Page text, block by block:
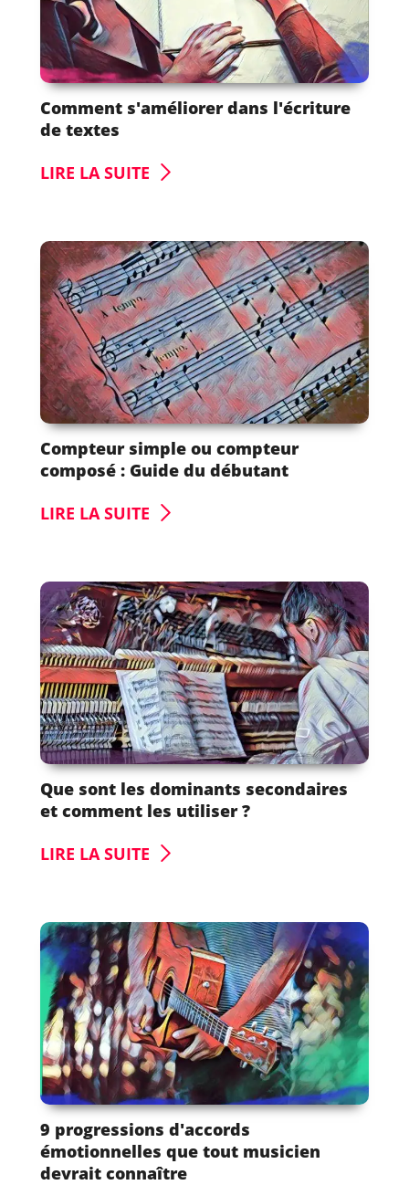
Comment s'améliorer dans l'écriture
de textes
LIRE LA SUITE
Compteur simple ou compteur
composé : Guide du débutant
LIRE LA SUITE
Que sont les dominants secondaires
et comment les utiliser ?
LIRE LA SUITE
9 progressions d'accords
émotionnelles que tout musicien
devrait connaître